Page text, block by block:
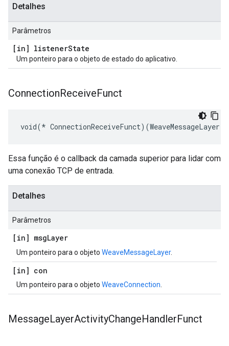
Detalhes
Parâmetros
[in] listenerState
Um ponteiro para o objeto de estado do aplicativo.
ConnectionReceiveFunct
void(* ConnectionReceiveFunct)(WeaveMessageLayer
Essa função é o callback da camada superior para lidar com
uma conexão TCP de entrada.
Detalhes
Parâmetros
[in] msgLayer
Um ponteiro para o objeto WeaveMessageLayer.
[in] con
Um ponteiro para o objeto WeaveConnection
MessageLayerActivityChangeHandlerFunct